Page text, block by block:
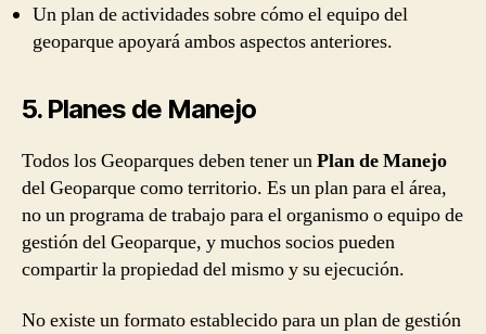
Un plan de actividades sobre cómo el equipo del
geoparque apoyará ambos aspectos anteriores.
5. Planes de Manejo
Todos los Geoparques deben tener unPlan de Manejo
del Geoparque como territorio. Es un plan para el área,
no un programa de trabajo para el organismo o equipo de
gestión del Geoparque, y muchos socios pueden
compartir la propiedad del mismo y su ejecución.
No existe un formato establecido para un plan de gestión